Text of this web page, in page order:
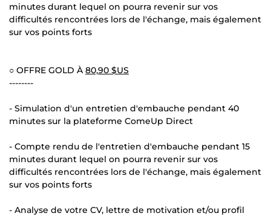
minutes durant lequel on pourra revenir sur vos
difficultés rencontrées lors de l'échange, mais également
sur vos points forts
○ OFFRE GOLD À 80,90 $US
--------
- Simulation d'un entretien d'embauche pendant 40
minutes sur la plateforme ComeUp Direct
- Compte rendu de l'entretien d'embauche pendant 15
minutes durant lequel on pourra revenir sur vos
difficultés rencontrées lors de l'échange, mais également
sur vos points forts
- Analyse de votre CV, lettre de motivation et/ou profil